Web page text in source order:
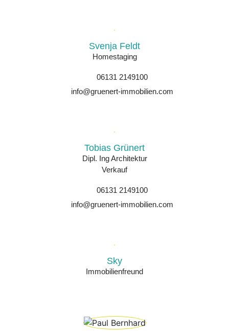
Svenja Feldt
Homestaging
06131 2149100
info@gruenert-immobilien.com
Tobias Grünert
Dipl. Ing Architektur
Verkauf
06131 2149100
info@gruenert-immobilien.com
Sky
Immobilienfreund